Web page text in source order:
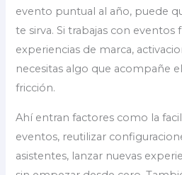
evento puntual al año, puede
te sirva. Si trabajas con eventos
experiencias de marca,
necesitas algo que acompañe
fricción.
Ahí entran factores como la
eventos, reutilizar
asistentes, lanzar nuevas